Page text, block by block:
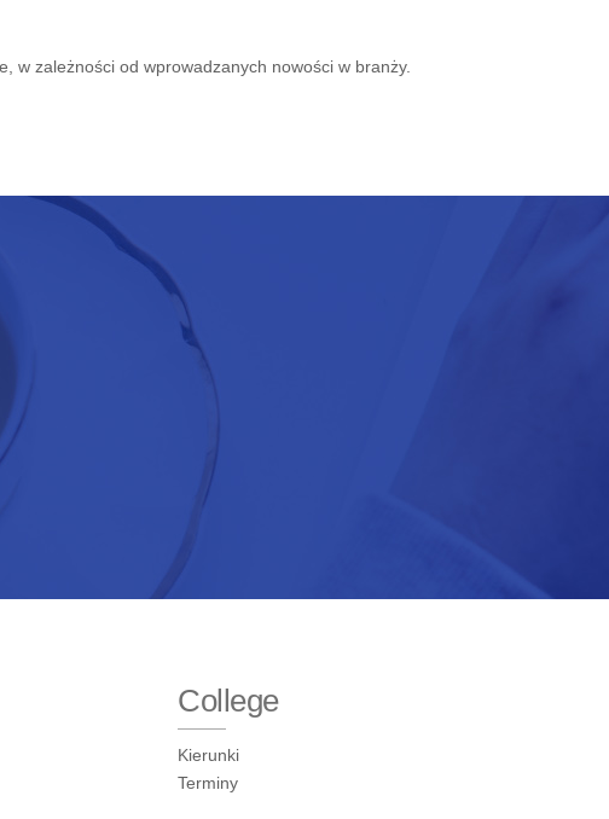
w zależności od wprowadzanych nowości w branży.
College
Kierunki
Terminy